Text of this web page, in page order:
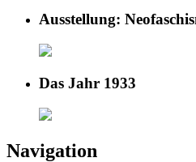
Ausstellung:
Das Jahr 1933
Navigation